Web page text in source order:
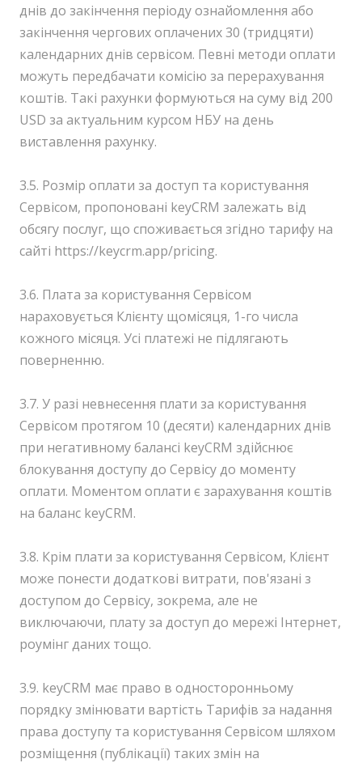
днів до закінчення періоду ознайомлення або
закінчення чергових оплачених 30 (тридцяти)
календарних днів сервісом. Певні методи оплати
можуть передбачати комісію за перерахування
коштів. Такі рахунки формуються на суму від 200
USD за актуальним курсом НБУ на день
виставлення рахунку.
3.5. Розмір оплати за доступ та користування
Сервісом, пропоновані keyCRM залежать від
обсягу послуг, що споживається згідно тарифу на
сайті https://keycrm.app/pricing.
3.6. Плата за користування Сервісом
нараховується Клієнту щомісяця, 1-го числа
кожного місяця. Усі платежі не підлягають
поверненню.
3.7. У разі невнесення плати за користування
Сервісом протягом 10 (десяти) календарних днів
при негативному балансі keyCRM здійснює
блокування доступу до Сервісу до моменту
оплати. Моментом оплати є зарахування коштів
на баланс keyCRM.
3.8. Крім плати за користування Сервісом, Клієнт
може понести додаткові витрати, пов'язані з
доступом до Сервісу, зокрема, але не
виключаючи, плату за доступ до мережі Інтернет,
роумінг даних тощо.
3.9. keyCRM має право в односторонньому
порядку змінювати вартість Тарифів за надання
права доступу та користування Сервісом шляхом
розміщення (публікації) таких змін на